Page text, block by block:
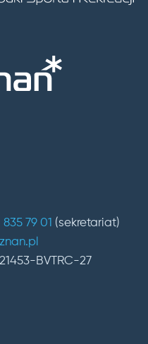
835 79 01 (sekretariat)
BVTRC-27
YouTubeInstagram